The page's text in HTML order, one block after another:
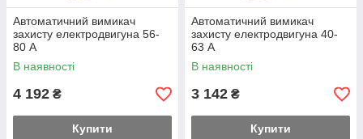
Автоматичний вимикач
захисту електродвигуна 56-
80 А
В наявності
4 192 ₴
Купити
Автоматичний вимикач
захисту електродвигуна 40-
63 А
В наявності
3 142 ₴
Купити